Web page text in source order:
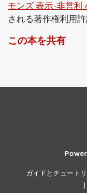
モンズ 表示-非営利
される著作権利用許
この本を共有
ガイドとチュート
|